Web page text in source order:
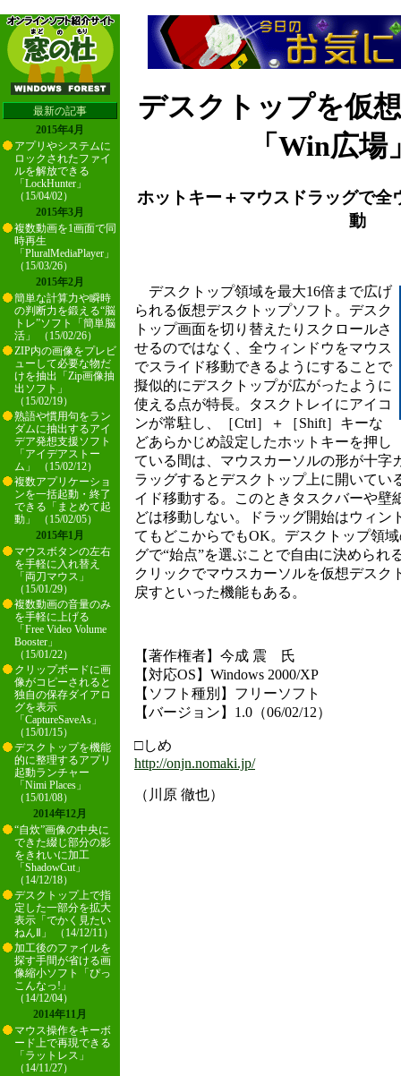
最新の記事
2015年4月
アプリやシステムに
ロックされたファイ
ルを解放できる
「LockHunter」
（15/04/02）
2015年3月
複数動画を1画面で同
時再生
「PluralMediaPlayer」
（15/03/26）
2015年2月
簡単な計算力や瞬時
の判断力を鍛える“脳
トレ”ソフト「簡単脳
活」 （15/02/26）
ZIP内の画像をプレビ
ューして必要な物だ
けを抽出「Zip画像抽
出ソフト」
（15/02/19）
熟語や慣用句をラン
ダムに抽出するアイ
デア発想支援ソフト
「アイデアストー
ム」 （15/02/12）
複数アプリケーショ
ンを一括起動・終了
できる「まとめて起
動」 （15/02/05）
2015年1月
マウスボタンの左右
を手軽に入れ替え
「両刀マウス」
（15/01/29）
複数動画の音量のみ
を手軽に上げる
「Free Video Volume
Booster」
（15/01/22）
クリップボードに画
像がコピーされると
独自の保存ダイアロ
グを表示
「CaptureSaveAs」
（15/01/15）
デスクトップを機能
的に整理するアプリ
起動ランチャー
「Nimi Places」
（15/01/08）
2014年12月
“自炊”画像の中央に
できた綴じ部分の影
をきれいに加工
「ShadowCut」
（14/12/18）
デスクトップ上で指
定した一部分を拡大
表示「でかく見たい
ねんⅡ」 （14/12/11）
加工後のファイルを
探す手間が省ける画
像縮小ソフト「ぴっ
こんなっ!」
（14/12/04）
2014年11月
マウス操作をキーボ
ード上で再現できる
「ラットレス」
（14/11/27）
デスクトップを仮
「Win広場
ホットキー＋マウスドラッグで全
動
デスクトップ領域を最大16倍まで広げ
られる仮想デスクトップソフト。デスク
トップ画面を切り替えたりスクロールさ
せるのではなく、全ウィンドウをマウス
でスライド移動できるようにすることで
擬似的にデスクトップが広がったように
使える点が特長。タスクトレイにアイコ
ンが常駐し、［Ctrl］＋［Shift］キーな
どあらかじめ設定したホットキーを押し
ている間は、マウスカーソルの形が十字
ラッグするとデスクトップ上に開いてい
イド移動する。このときタスクバーや壁
どは移動しない。ドラッグ開始はウィン
てもどこからでもOK。デスクトップ領
グで“始点”を選ぶことで自由に決められ
クリックでマウスカーソルを仮想デスク
戻すといった機能もある。
【著作権者】今成 震 氏
【対応OS】Windows 2000/XP
【ソフト種別】フリーソフト
【バージョン】1.0（06/02/12）
□しめ
http://onjn.nomaki.jp/
（川原 徹也）